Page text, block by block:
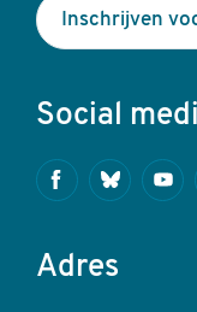
Inschrijven
Social
FacebookBluesky
Adres